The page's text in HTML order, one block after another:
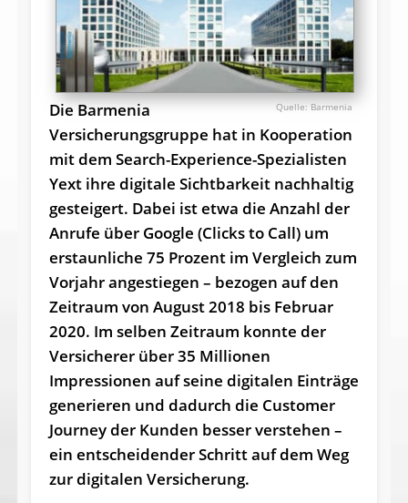
Barmenia
Die Barmenia
Versicherungsgruppe hat in Kooperation
mit dem Search-Experience-Spezialisten
Yext ihre digitale Sichtbarkeit nachhaltig
gesteigert. Dabei ist etwa die Anzahl der
Anrufe über Google (Clicks to Call) um
erstaunliche 75 Prozent im Vergleich zum
Vorjahr angestiegen – bezogen auf den
Zeitraum von August 2018 bis Februar
2020. Im selben Zeitraum konnte der
Versicherer über 35 Millionen
Impressionen auf seine digitalen Einträge
generieren und dadurch die Customer
Journey der Kunden besser verstehen –
ein entscheidender Schritt auf dem Weg
zur digitalen Versicherung.